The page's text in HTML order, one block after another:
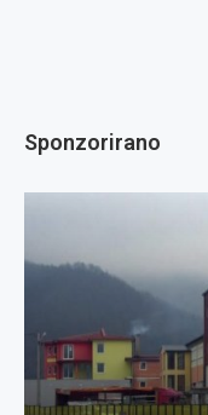
Sponzorirano